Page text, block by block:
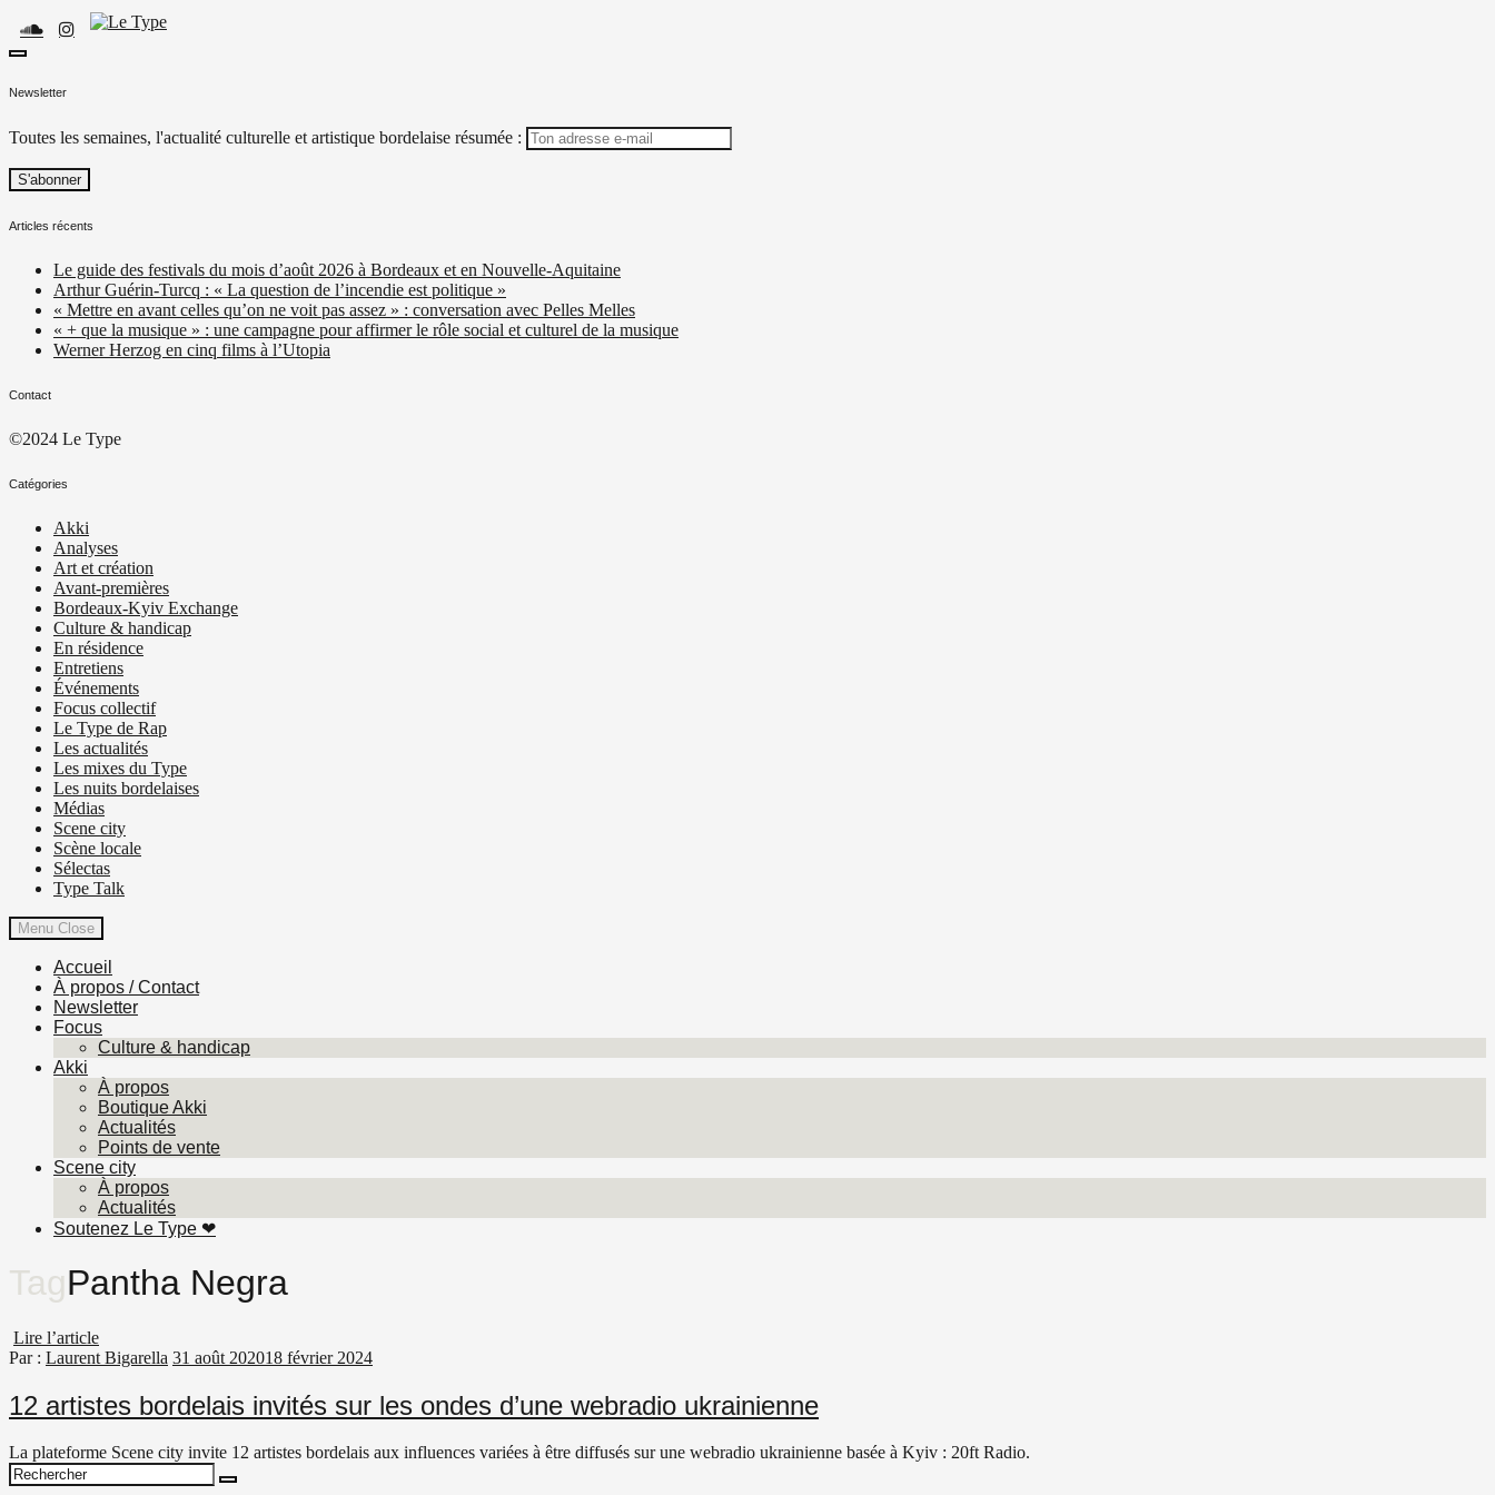
to
content
toggle
sidebar
Newsletter
Toutes les semaines, l'actualité culturelle et artistique bordelaise résumée :
Articles récents
Le guide des festivals du mois d’août 2026 à Bordeaux et en Nouvelle-Aquitaine
Arthur Guérin-Turcq : « La question de l’incendie est politique »
« Mettre en avant celles qu’on ne voit pas assez » : conversation avec Pelles Melles
« + que la musique » : une campagne pour affirmer le rôle social et culturel de la musique
Werner Herzog en cinq films à l’Utopia
Contact
©2024 Le Type
Catégories
Akki
Analyses
Art et création
Avant-premières
Bordeaux-Kyiv Exchange
Culture & handicap
En résidence
Entretiens
Événements
Focus collectif
Le Type de Rap
Les actualités
Les mixes du Type
Les nuits bordelaises
Médias
Scene city
Scène locale
Sélectas
Type Talk
Menu Close
Accueil
À propos / Contact
Newsletter
Focus
Culture & handicap
Akki
À propos
Boutique Akki
Actualités
Points de vente
Scene city
À propos
Actualités
Soutenez Le Type ❤︎
TagPantha Negra
Lire l’article
Par : Laurent Bigarella 31 août 202018 février 2024
12 artistes bordelais invités sur les ondes d’une webradio ukrainienne
La plateforme Scene city invite 12 artistes bordelais aux influences variées à être diffusés sur une webradio ukrainienne basée à Kyiv : 20ft Radio.
Search
Search